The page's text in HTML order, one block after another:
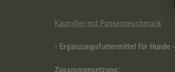
Kaurollen mit Pansengeschmack
- Ergänzungsfuttermittel für Hunde -
Zusammensetzung: